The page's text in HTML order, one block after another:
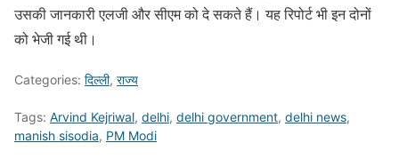
उसकी जानकारी एलजी और सीएम को दे सकते हैं। यह रिपोर्ट भी इन दोनों
को भेजी गई थी।
Categories: दिल्ली, राज्य
Tags: Arvind Kejriwal, delhi, delhi government, delhi news,
manish sisodia, PM Modi